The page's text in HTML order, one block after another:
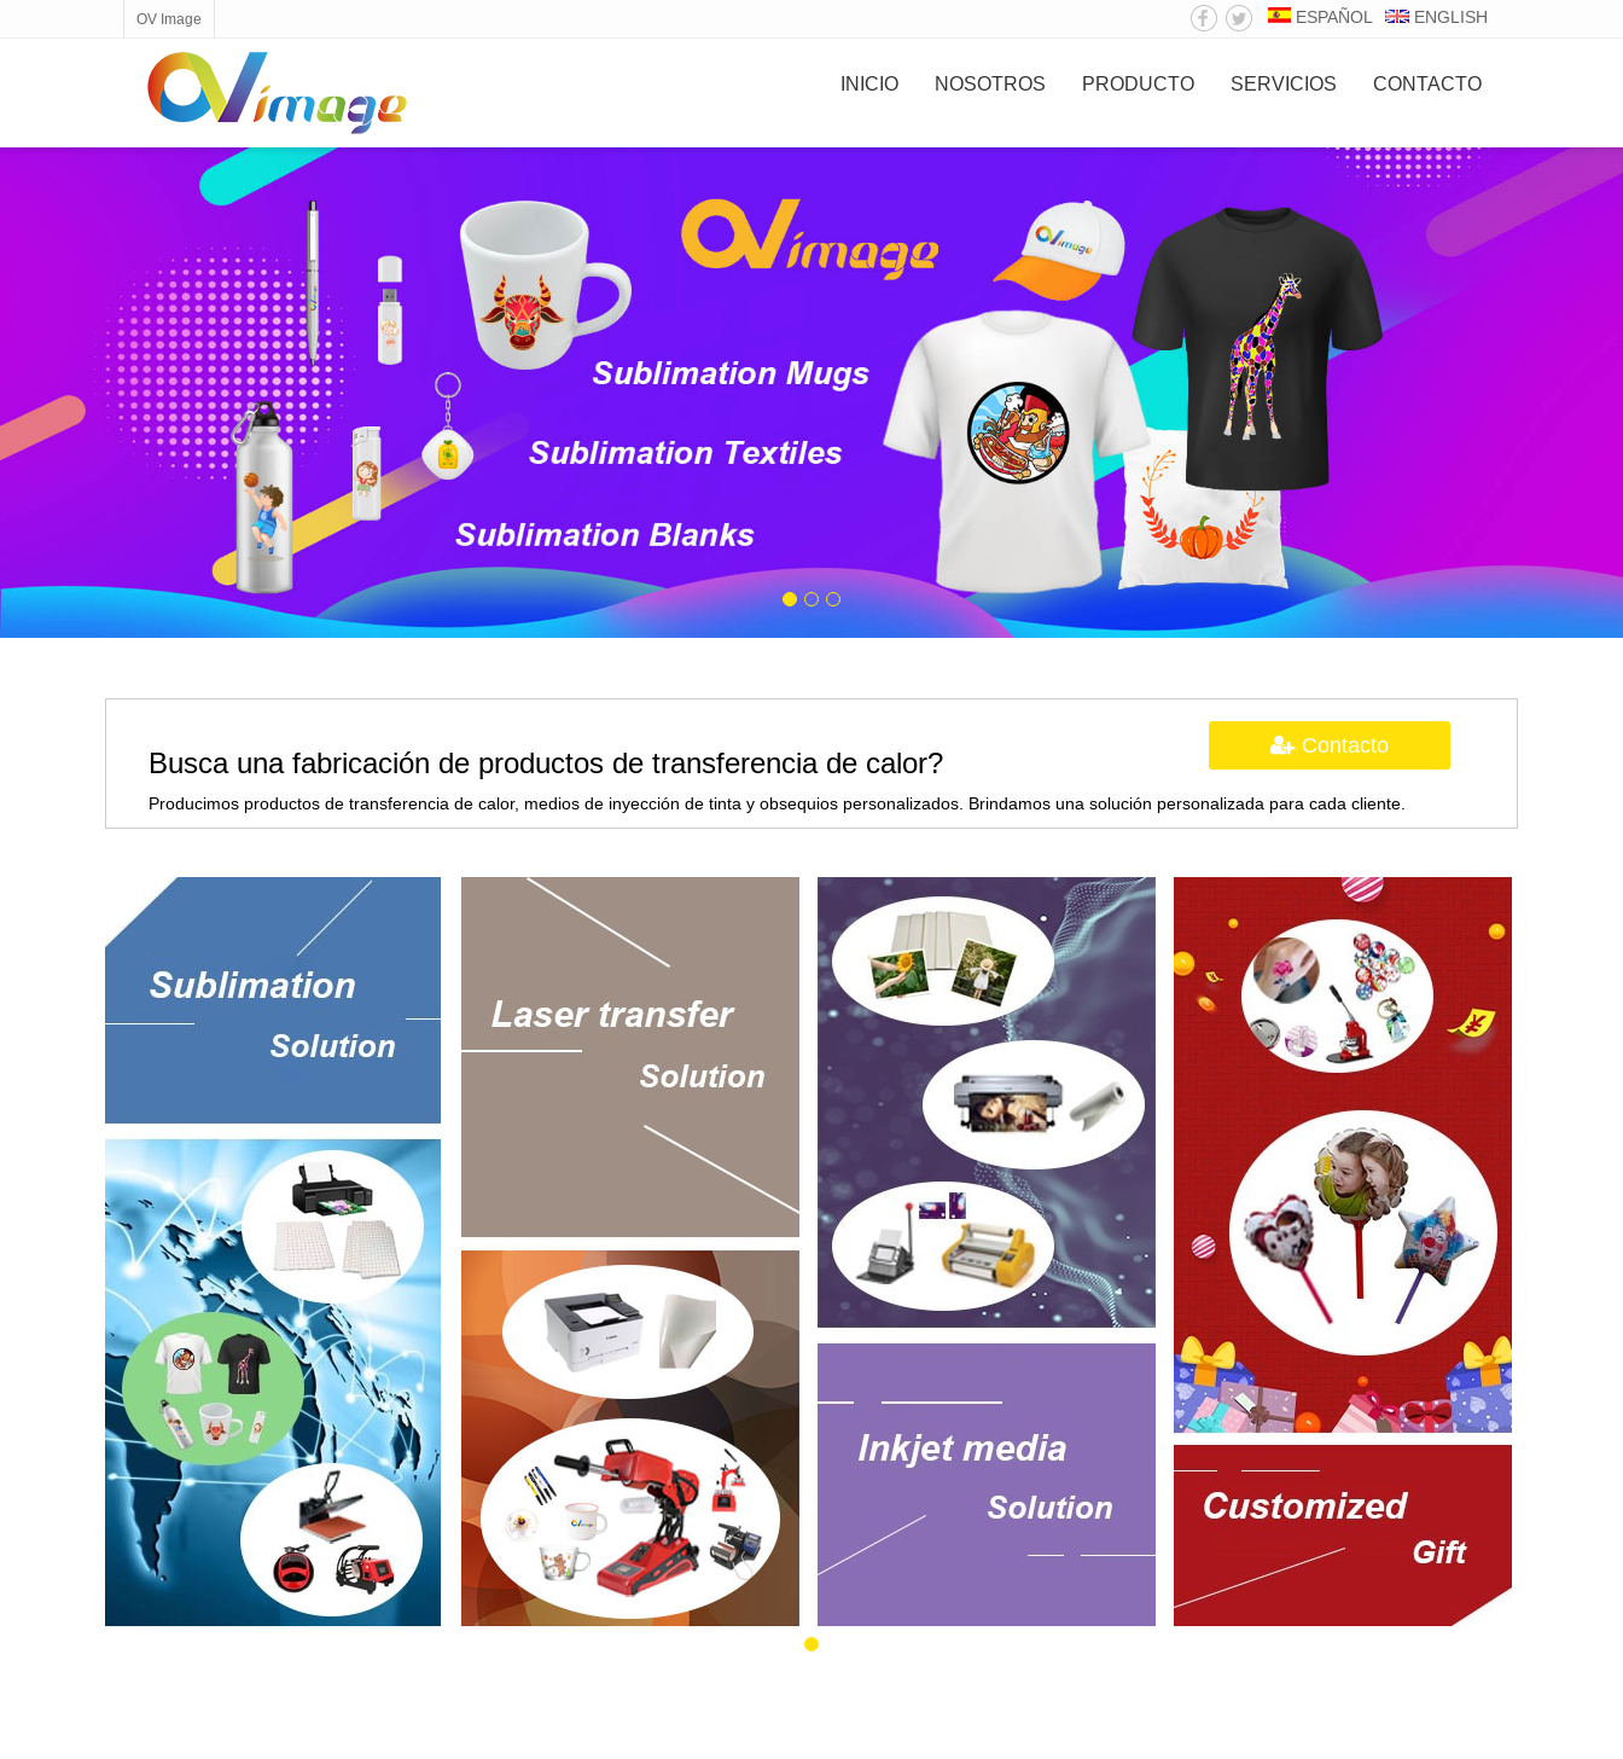
OV Image ESPAÑOL ENGLISH
INICIO NOSOTROS PRODUCTO SERVICIOS CONTACTO
Busca una fabricación de productos de transferencia de calor?
Producimos productos de transferencia de calor, medios de inyección de tinta y obsequios personalizados. Brindamos una solución personalizada para cada cliente.
Contacto